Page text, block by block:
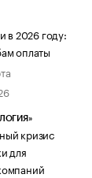
в 2026 году:
оплаты
кризис
для